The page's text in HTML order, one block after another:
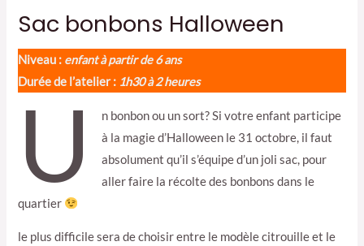
Sac bonbons Halloween
Niveau : enfant à partir de 6 ans
Durée de l’atelier : 1h30 à 2 heures
U
n bonbon ou un sort? Si votre enfant participe
à la magie d’Halloween le 31 octobre, il faut
absolument qu’il s’équipe d’un joli sac, pour
aller faire la récolte des bonbons dans le
quartier
le plus difficile sera de choisir entre le modèle citrouille et le